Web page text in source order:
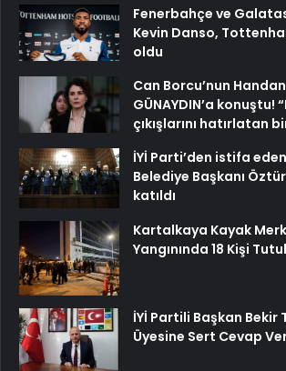
Fenerbahçe ve
Kevin Danso,
oldu
Can Borcu’nun
GÜNAYDIN’a konuştu!
çıkışlarını hatırlatan
İYİ Parti’den istifa
Belediye Başkanı
katıldı
Kartalkaya Kayak
Yangınında 18 Kişi
İYİ Partili Başkan Bekir
Üyesine Sert Cevap